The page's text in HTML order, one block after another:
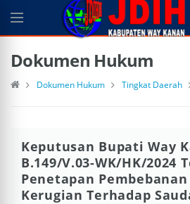
Dokumen Hukum
Dokumen Hukum Tingkat Daerah
Keputusan Bupati Way
B.149/V.03-WK/HK/2024
Penetapan
Kerugian Terhadap